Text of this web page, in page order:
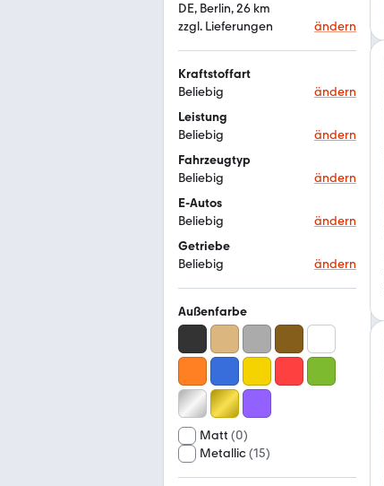
DE, Berlin, 26 km
zzgl. Lieferungen
ändern
Kraftstoffart
Beliebig
ändern
Leistung
Beliebig
ändern
Fahrzeugtyp
Beliebig
ändern
E-Autos
Beliebig
ändern
Getriebe
Beliebig
ändern
Außenfarbe
Matt (0)
Metallic(15)